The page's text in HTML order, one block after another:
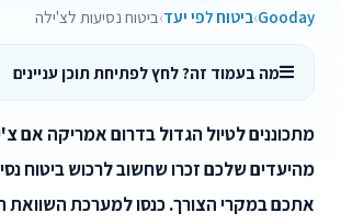
Gooday ביטוח לפי יעד ביטוח נסיעות לצ'ילה
מה בעמוד זה? לחץ לפתיחת תוכן עניינים
מתכוננים לטיול הגדול בדרום אמריקה אם
מהיעדים שלכם זכרו שחשוב לרכוש ביטוח
אתכם במקרי הצורך. כנסו למערכת השוואת